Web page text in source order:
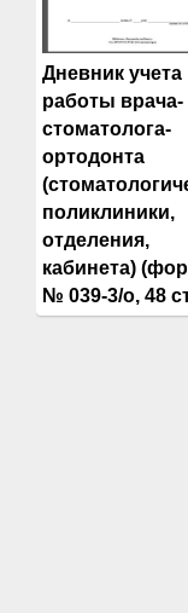
Дневник учета
работы врача-
стоматолога-
ортодонта
поликлиники,
отделения,
кабинета)
№ 039-3/о, 48